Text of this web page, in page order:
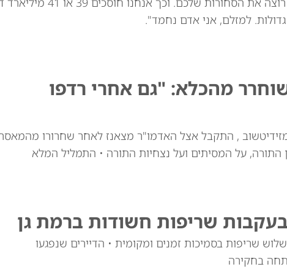
למזלם, אני אדם נחמד".
מהכלא: "גם אחרי רדפו
, התקבל אצל האדמו"ר מצאנז לאחר שחרורו מהמאסר
על המסיתים ועל נצחיות התורה • התמליל המלא
שריפות חשודות ברמת גן
שריפות בסמיכות זמנים ומקומית • הדיירים שנפגעו
בחקירה